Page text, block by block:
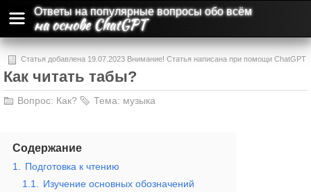
Ответы на популярные вопросы обо всём
на основе ChatGPT
Статья добавлена 19.07.2023 Внимание! Статья написана при помощи ChatGPT
и может содержать ошибки и неточности.
Как читать табы?
Вопрос: Как? Тема: музыка
Содержание
1.
Подготовка к чтению
1.1.
Изучение основных обозначений